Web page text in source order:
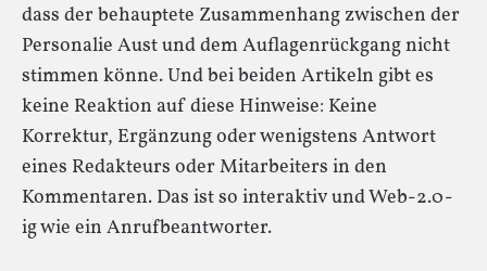
dass der behauptete Zusammenhang zwischen der
Personalie Aust und dem Auflagenrückgang nicht
stimmen könne. Und bei beiden Artikeln gibt es
keine Reaktion auf diese Hinweise: Keine
Korrektur, Ergänzung oder wenigstens Antwort
eines Redakteurs oder Mitarbeiters in den
Kommentaren. Das ist so interaktiv und Web-2.0-
ig wie ein Anrufbeantworter.